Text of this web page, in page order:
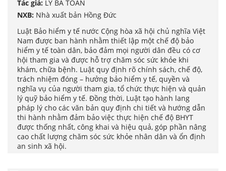
Tác giả: LÝ BÁ TOÀN
NXB: Nhà xuất bản Hồng Đức
Luật Bảo hiểm y tế nước Cộng hòa xã hội chủ nghĩa Việt
Nam được ban hành nhằm thiết lập một chế độ bảo
hiểm y tế toàn dân, bảo đảm mọi người dân đều có cơ
hội tham gia và được hỗ trợ chăm sóc sức khỏe khi
khám, chữa bệnh. Luật quy định rõ chính sách, chế độ,
trách nhiệm đóng – hưởng bảo hiểm y tế, quyền và
nghĩa vụ của người tham gia, tổ chức thực hiện và quản
lý quỹ bảo hiểm y tế. Đồng thời, Luật tạo hành lang
pháp lý cho các văn bản quy định chi tiết và hướng dẫn
thi hành nhằm đảm bảo việc thực hiện chế độ BHYT
được thống nhất, công khai và hiệu quả, góp phần nâng
cao chất lượng chăm sóc sức khỏe nhân dân và ổn định
an sinh xã hội.